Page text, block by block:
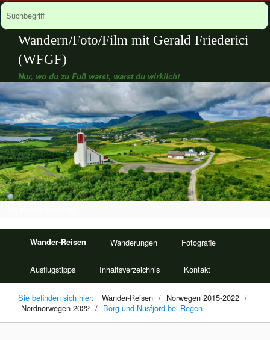
Wandern/Foto/Film mit Gerald Friederici
(WFGF)
Nur, wo du zu Fuß warst, warst du wirklich!
Wander-Reisen Wanderungen Fotografie
Ausflugstipps Inhaltsverzeichnis Kontakt
Sie befinden sich hier: Wander-Reisen / Norwegen 2015-2022 /
Nordnorwegen 2022 / Borg und Nusfjord bei Regen